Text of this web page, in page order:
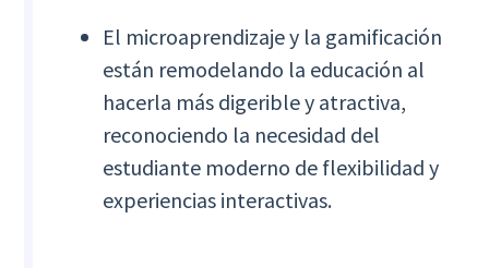
El microaprendizaje y la gamificación
están remodelando la educación al
hacerla más digerible y atractiva,
reconociendo la necesidad del
estudiante moderno de flexibilidad y
experiencias interactivas.